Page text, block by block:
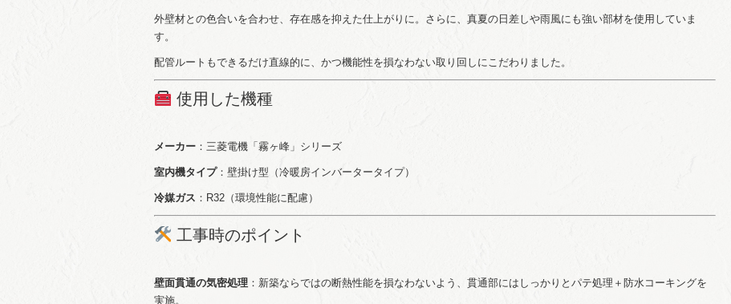
外壁材との色合いを合わせ、存在感を抑えた仕上がりに。さらに、真夏の日差しや雨風にも強い部材を使用していま
す。
配管ルートもできるだけ直線的に、かつ機能性を損なわない取り回しにこだわりました。
使用した機種
メーカー ：三菱電機「霧ヶ峰」シリーズ
室内機タイプ：壁掛け型（冷暖房インバータータイプ）
冷媒ガス ：R32（環境性能に配慮）
工事時のポイント
壁面貫通の気密処理 ：新築ならではの断熱性能を損なわないよう、貫通部にはしっかりとパテ処理＋防水コーキングを
実施。